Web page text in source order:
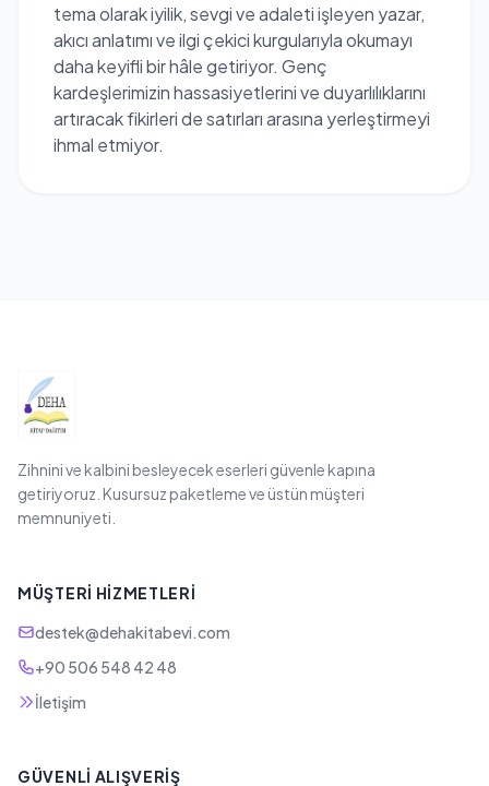
tema olarak iyilik, sevgi ve adaleti işleyen yazar,
akıcı anlatımı ve ilgi çekici kurgularıyla okumayı
daha keyifli bir hâle getiriyor. Genç
kardeşlerimizin hassasiyetlerini ve duyarlılıklarını
artıracak fikirleri de satırları arasına yerleştirmeyi
ihmal etmiyor.
Zihnini ve kalbini besleyecek eserleri güvenle kapına
getiriyoruz. Kusursuz paketleme ve üstün müşteri
memnuniyeti.
MÜŞTERI HIZMETLERI
destek@dehakitabevi.com
+90 506 548 42 48
İletişim
GÜVENLI ALIŞVERIŞ